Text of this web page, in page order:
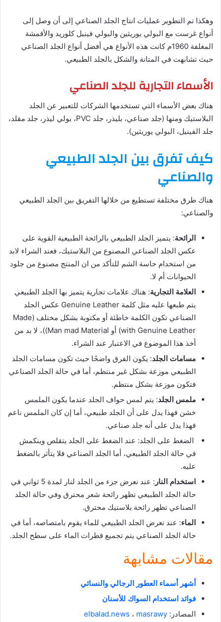
وهكذا تم التطوير عمليات انتاج الجلد الصناعي إلى أن وصل إلى
أنواع غرست مع البولي يوريثين والبولي فينيل كلوريد والأقمشة
المغلفة 1960م كانت هذه الأنواع هي أفضل أنواع الجلد الصناعي
حيث تشابهت في المتانة والشكل بالجلد الطبيعي.
الأسماء التجارية للجلد الصناعي
هناك بعض الأسماء التي تستخدمها الشركات للتعبير عن الجلد
البلاستيك ومنها (جلد صناعي، بليذر، جلد PVC، بولي ليذر، جلد مقلد،
جلد الفينيل، البولي يوريثين).
كيف تفرق بين الجلد الطبيعي
والصناعي
هناك طرق مختلفة تستطيع من خلالها التفريق بين الجلد الطبيعي
والصناعي:
الرائحة: يتميز الجلد الطبيعي بالرائحة الطبيعية القوية على
عكس الجلد الصناعي المصنوع من البلاستيك، فعند الشراء لابد
من استخدام حاسة الشم للتأكد من ان المنتج مصنوع من جلود
الحيوانات أم لا.
العلامة التجارية: هناك علامات تجارية يتميز بها الجلد الطبيعي
يتم طبعها عليه مثل كلمة Genuine Leather عكس الجلد
الصناعي تكون الكلمة خاطئة أو مكتوبة بشكل مختلف (Made
with Genuine Leather) أو Man mad Material))، لا بد من
أخذ هذا الموضوع في الاعتبار عند الشراء.
مسامات الجلد: يكون الفرق واضحًا حيث تكون مسامات الجلد
الطبيعي موزعة بشكل غير منتظم، أما في حالة الجلد الصناعي
فتكون موزعة بشكل منتظم.
ملمس الجلد: يتم لمس حواف الجلد عندما يكون الملمس
خشن فهذا يدل على أن الجلد طبيعي، أما إن كان الملمس ناعم
فهذا يدل على أنه جلد صناعي.
الضغط على الجلد: عند الضغط على الجلد يتقلص وينكمش
في حالة الجلد الطبيعي، أما الجلد الصناعي فلا يتأثر بالضغط
عليه.
استخدام النار
: عند نعرض جزء من الجلد لنار لمدة 5 ثواني في
حالة الجلد الطبيعي تظهر رائحة شعر محترق وفي حالة الجلد
الصناعي تظهر رائحة بلاستيك محترق.
الماء: عند تعرض الجلد الطبيعي للماء يقوم بامتصاصه، أما في
حالة الجلد الصناعي يتم تجميع قطرات الماء على سطح الجلد.
مقالات مشابهة
أشهر أسماء العطور الرجالي والنسائي
فوائد استخدام السواك للأسنان
المصادر:
elbalad.news ، masrawy